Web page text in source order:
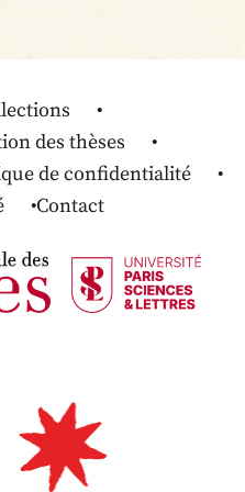
des thèses
de confidentialité
Contact